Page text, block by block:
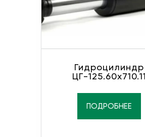
Гидроцилиндр
ЦГ-125.60х710.11
ПОДРОБНЕЕ